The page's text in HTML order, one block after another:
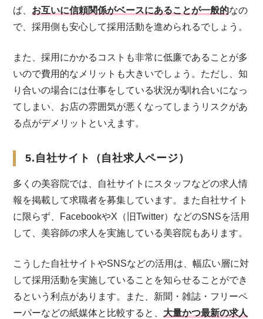
ば、 お互いに信頼関係がベースにあることが一般的なの
で、採用側も安心して採用活動を進められるでしょう。
また、採用にかかるコストも非常に低廉であることが多
いので費用的なメリットも大きいでしょう。ただし、知
り合いの場合には仕事をしている状況が馴れ合いになっ
てしまい、お店の雰囲気が悪くなってしまうリスクがあ
る点がデメリットといえます。
5.自社サイト（自社求人ページ）
多くの美容院では、自社サイトにスタッフなどの求人情
報を掲載して求職者を募集しています。また自社サイト
に限らず、FacebookやX（旧Twitter）などのSNSを活用
して、美容師の求人を実施している美容院もあります。
こうした自社サイトやSNSなどの活用は、幅広い層に対
して採用活動を実施していることを知らせることができ
るという利点があります。また、新聞・雑誌・フリーペ
ーパーなどの紙媒体と比較すると、 大量かつ最新の求人